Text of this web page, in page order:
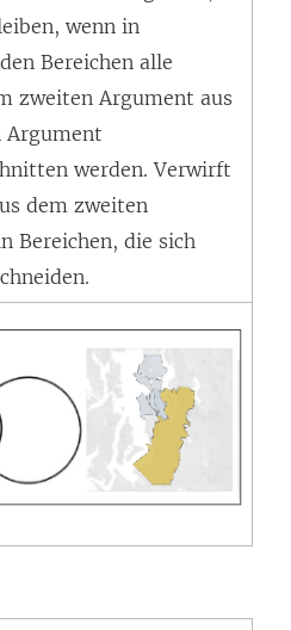
wenn in
Bereichen alle
zweiten Argument aus
Argument
werden. Verwirft
dem zweiten
Bereichen, die sich